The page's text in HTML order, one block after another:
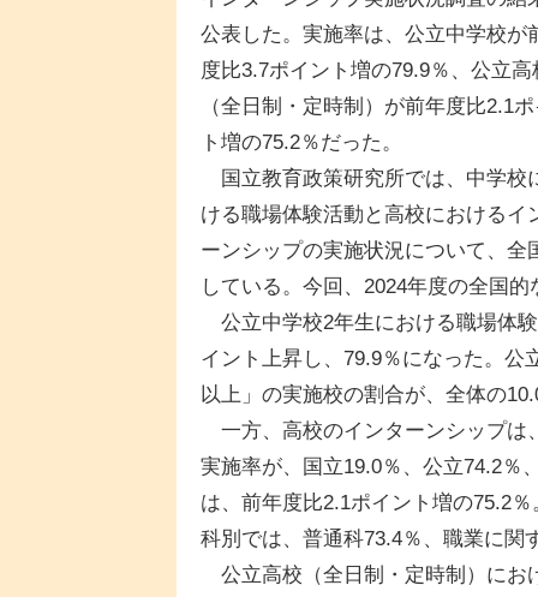
公表した。実施率は、公立中学校が
度比3.7ポイント増の79.9％、公立高
（全日制・定時制）が前年度比2.1
ト増の75.2％だった。
国立教育政策研究所では、中学校
ける職場体験活動と高校におけるイ
ーンシップの実施状況について、
している。今回、2024年度の全国
公立中学校2年生における職場体
イント上昇し、79.9％になった。公
以上」の実施校の割合が、全体の
一方、高校のインターンシップは
実施率が、国立19.0％、公立74.2％
は、前年度比2.1ポイント増の75.2
科別では、普通科73.4％、職業に関
公立高校（全日制・定時制）にお